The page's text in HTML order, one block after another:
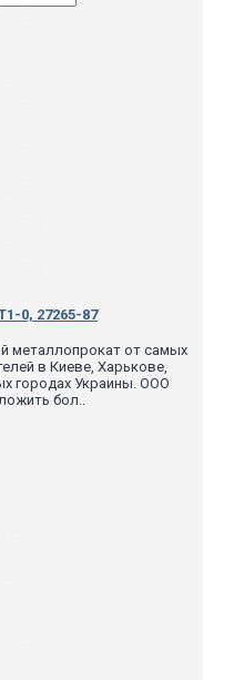
0, 27265-87
металлопрокат от самых
в Киеве, Харькове,
городах Украины. ООО
бол..